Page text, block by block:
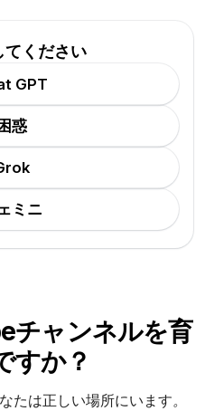
てください
GPT
困惑
ミニ
チャンネルを育
すか？
たは正しい場所にいます。